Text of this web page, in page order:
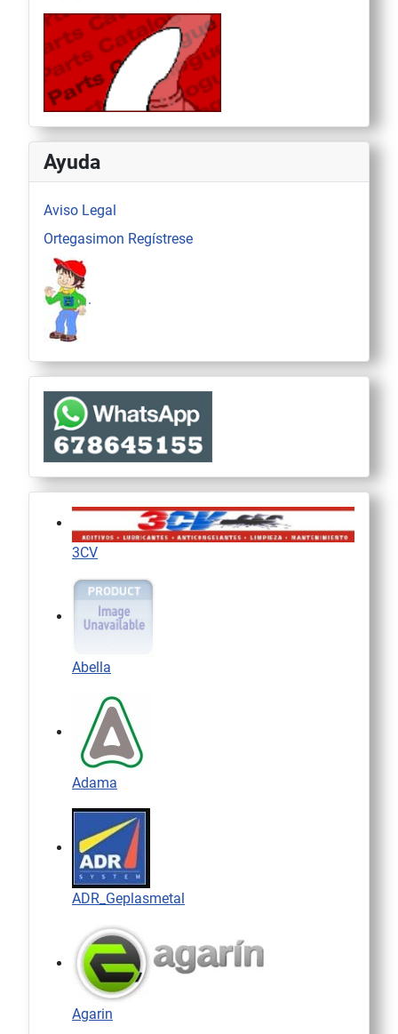
Ayuda
Aviso Legal
Ortegasimon Regístrese
.
3CV
Abella
Adama
ADR_Geplasmetal
Agarin